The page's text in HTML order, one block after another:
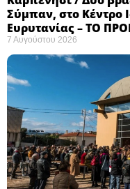
Σύμπαν, στο Κέντρο
Ευρυτανίας – ΤΟ
7 Αυγούστου 2026